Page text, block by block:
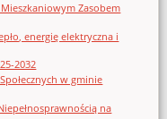
Zasobem
energię elektryczna i
2032
w gminie
na